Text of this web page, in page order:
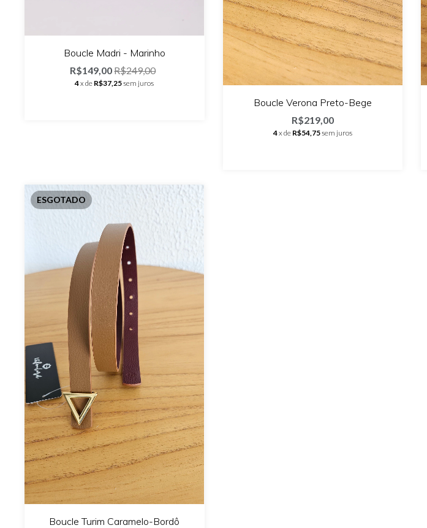
Boucle Madri - Marinho
R$149,00R$249,00
4x de R$37,25sem juros
Boucle Verona Preto-Bege
R$219,00
4x de R$54,75sem juros
ESGOTADO
Boucle Turim Caramelo-Bordô